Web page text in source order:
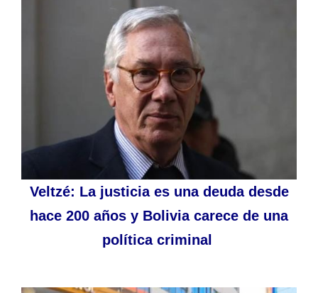
Veltzé: La justicia es una deuda desde
hace 200 años y Bolivia carece de una
política criminal